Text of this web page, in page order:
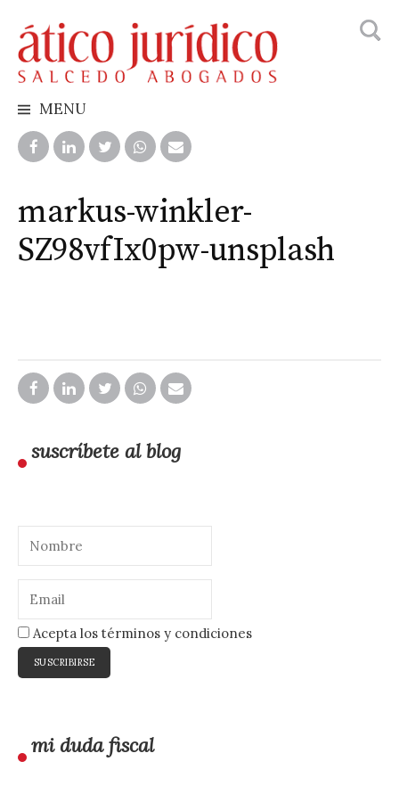
to
content
MENU
markus-winkler-
SZ98vfIx0pw-unsplash
suscríbete al blog
Acepta los términos y condiciones
mi duda fiscal